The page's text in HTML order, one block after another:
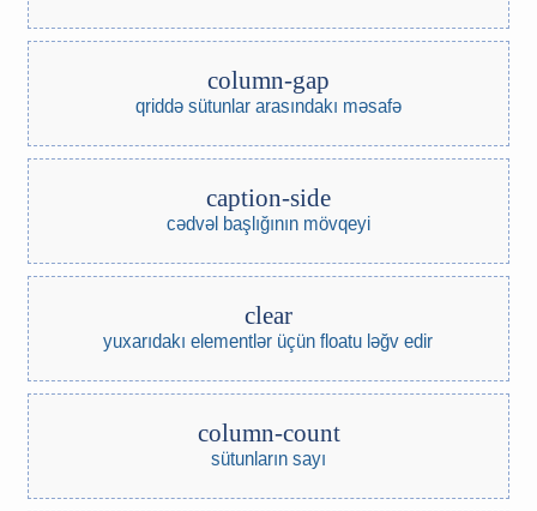
column-gap
qriddə sütunlar arasındakı məsafə
caption-side
cədvəl başlığının mövqeyi
clear
yuxarıdakı elementlər üçün floatu ləğv edir
column-count
sütunların sayı